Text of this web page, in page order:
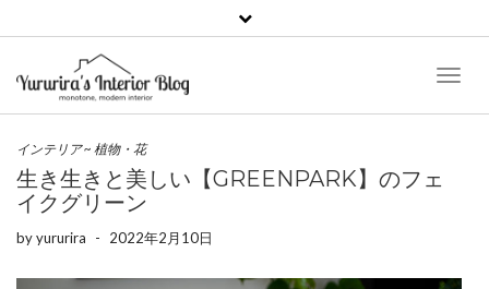
インテリア~ 植物・花
生き生きと美しい【GREENPARK】のフェ
イクグリーン
byyururira - 2022年2月10日